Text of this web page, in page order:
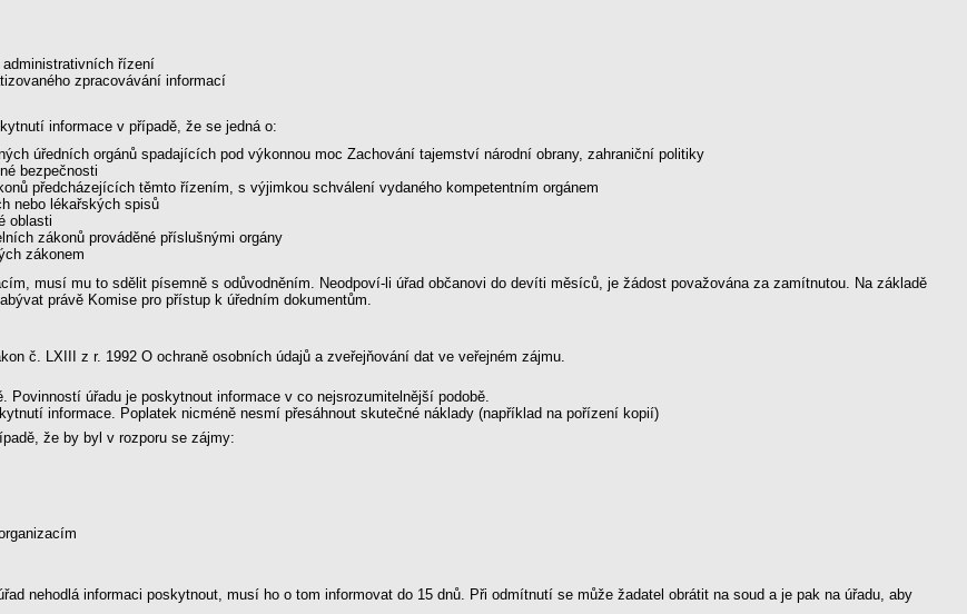
řízení
zpracovávání informací
informace v případě, že se jedná o:
úředních orgánů spadajících pod výkonnou moc Zachování tajemství národní obrany, zahraniční politiky
bezpečnosti
předcházejících těmto řízením, s výjimkou schválení vydaného kompetentním orgánem
nebo lékařských spisů
oblasti
zákonů prováděné příslušnými orgány
zákonem
musí mu to sdělit písemně s odůvodněním. Neodpoví-li úřad občanovi do devíti měsíců, je žádost považována za zamítnutou. Na základě
právě Komise pro přístup k úředním dokumentům.
č. LXIII z r. 1992 O ochraně osobních údajů a zveřejňování dat ve veřejném zájmu.
Povinností úřadu je poskytnout informace v co nejsrozumitelnější podobě.
informace. Poplatek nicméně nesmí přesáhnout skutečné náklady (například na pořízení kopií)
že by byl v rozporu se zájmy:
nehodlá informaci poskytnout, musí ho o tom informovat do 15 dnů. Při odmítnutí se může žadatel obrátit na soud a je pak na úřadu, aby